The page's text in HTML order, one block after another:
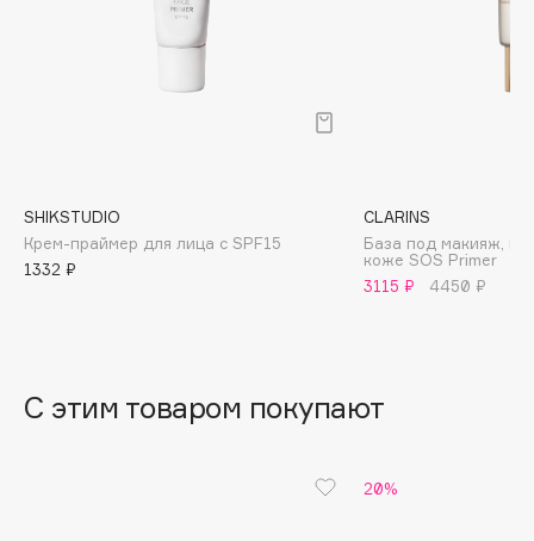
Batiste
Beauty Bomb
Bebble
SHIKSTUDIO
Крем-праймер для лица с SPF15
1332 ₽
CLARINS
База под макияж,
коже SOS Primer
3115 ₽
4450 ₽
С этим товаром покупают
20%